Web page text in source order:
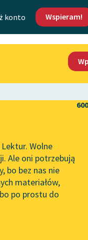
konto Wspieram!
Kontakt
O projekcie
Zasady wykorzystania
Wolnych Lektur
Logotypy
Materiały promocyjne
Wolne
Ale oni potrzebują
bo bez nas nie
materiałów,
po prostu do